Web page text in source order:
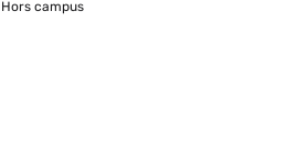
Hors campus